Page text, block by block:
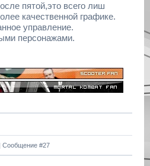
пятой,это всего лиш
качественной графике.
управление.
персонажами.
Сообщение #27